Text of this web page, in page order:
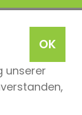
OK
unserer